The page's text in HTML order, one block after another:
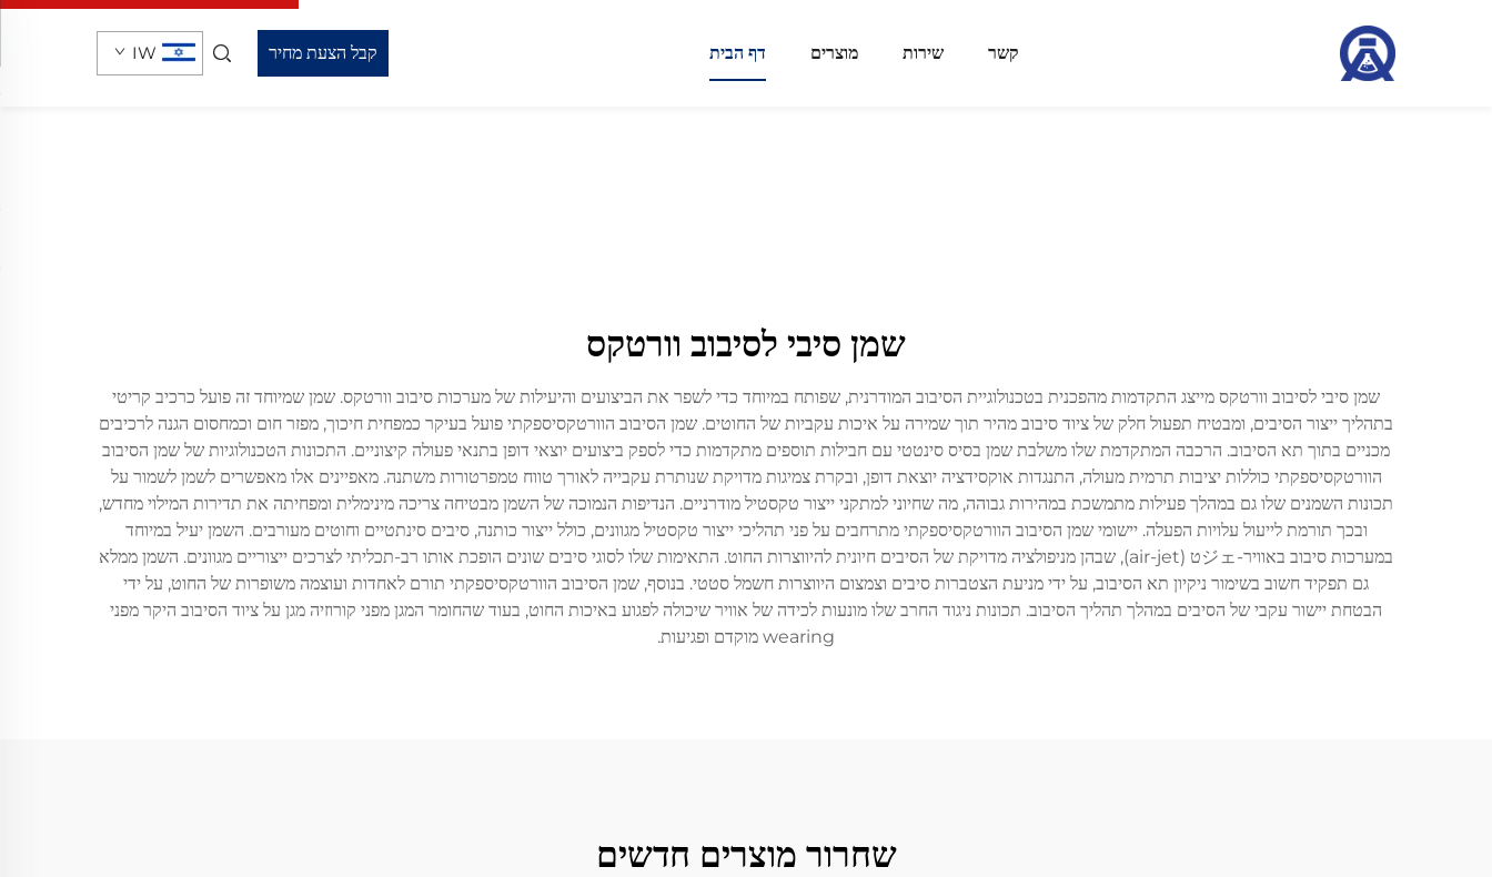
דף הבית מוצרים שירות קשר קבל הצעת מחיר IW
שמן סיבי לסיבוב וורטקס
שמן סיבי לסיבוב וורטקס מייצג התקדמות מהפכנית בטכנולוגיית הסיבוב המודרנית, שפותח במיוחד כדי לשפר את הביצועים והיעילות של מערכות סיבוב וורטקס. שמן שמיוחד זה פועל כרכיב קריטי
בתהליך ייצור הסיבים, ומבטיח תפעול חלק של ציוד סיבוב מהיר תוך שמירה על איכות עקביות של החוטים. שמן הסיבוב הוורטקסיספקתי פועל בעיקר כמפחית חיכוך, מפזר חום וכמחסום הגנה לרכיבים
מכניים בתוך תא הסיבוב. הרכבה המתקדמת שלו משלבת שמן בסיס סינטטי עם חבילות תוספים מתקדמות כדי לספק ביצועים יוצאי דופן בתנאי פעולה קיצוניים. התכונות הטכנולוגיות של שמן הסיבוב
הוורטקסיספקתי כוללות יציבות תרמית מעולה, התנגדות אוקסידציה יוצאת דופן, ובקרת צמיגות מדויקת שנותרת עקבייה לאורך טווח טמפרטורות משתנה. מאפיינים אלו מאפשרים לשמן לשמור על
תכונות השמנים שלו גם במהלך פעילות מתמשכת במהירות גבוהה, מה שחיוני למתקני ייצור טקסטיל מודרניים. הנדיפות הנמוכה של השמן מבטיחה צריכה מינימלית ומפחיתה את תדירות המילוי מחדש,
ובכך תורמת לייעול עלויות הפעלה. יישומי שמן הסיבוב הוורטקסיספקתי מתרחבים על פני תהליכי ייצור טקסטיל מגוונים, כולל ייצור כותנה, סיבים סינתטיים וחוטים מעורבים. השמן יעיל במיוחד
במערכות סיבוב באוויר-ジェט (air-jet), שבהן מניפולציה מדויקת של הסיבים חיונית להיווצרות החוט. התאימות שלו לסוגי סיבים שונים הופכת אותו רב-תכליתי לצרכים ייצוריים מגוונים. השמן ממלא
גם תפקיד חשוב בשימור ניקיון תא הסיבוב, על ידי מניעת הצטברות סיבים וצמצום היווצרות חשמל סטטי. בנוסף, שמן הסיבוב הוורטקסיספקתי תורם לאחדות ועוצמה משופרות של החוט, על ידי
הבטחת יישור עקבי של הסיבים במהלך תהליך הסיבוב. תכונות ניגוד החרב שלו מונעות לכידה של אוויר שיכולה לפגוע באיכות החוט, בעוד שהחומר המגן מפני קורוזיה מגן על ציוד הסיבוב היקר מפני
wearing מוקדם ופגיעות.
שחרור מוצרים חדשים